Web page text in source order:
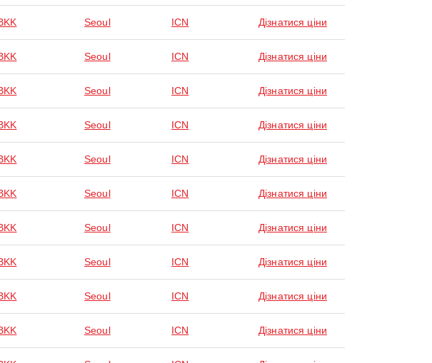
Seoul ICN Дізнатися ціни
Seoul ICN Дізнатися ціни
Seoul ICN Дізнатися ціни
Seoul ICN Дізнатися ціни
Seoul ICN Дізнатися ціни
Seoul ICN Дізнатися ціни
Seoul ICN Дізнатися ціни
Seoul ICN Дізнатися ціни
Seoul ICN Дізнатися ціни
Seoul ICN Дізнатися ціни